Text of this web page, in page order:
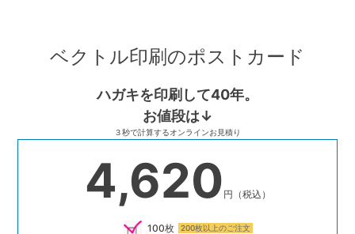
contentベクトル印刷のポストカード
ハガキを印刷して40年。
お値段は↓
３秒で計算するオンラインお見積り
4,620 円（税込）
100枚 200枚以上のご注文